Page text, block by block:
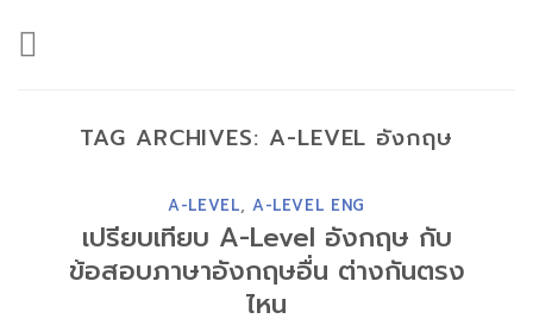
to
TAG ARCHIVES: A-LEVEL อังกฤษ
A-LEVEL, A-LEVEL ENG
เปรียบเทียบ A-Level อังกฤษ กับ
ข้อสอบภาษาอังกฤษอื่น ต่างกันตรง
ไหน